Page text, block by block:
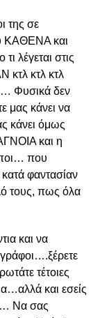
της σε
ΚΑΘΕΝΑ και
λέγεται στις
κτλ κτλ κτλ
Φυσικά δεν
μας κάνει να
κάνει όμως
και η
που
φαντασίαν
τους, πως όλα
και να
τέτοιες
και εσείς
Να σας